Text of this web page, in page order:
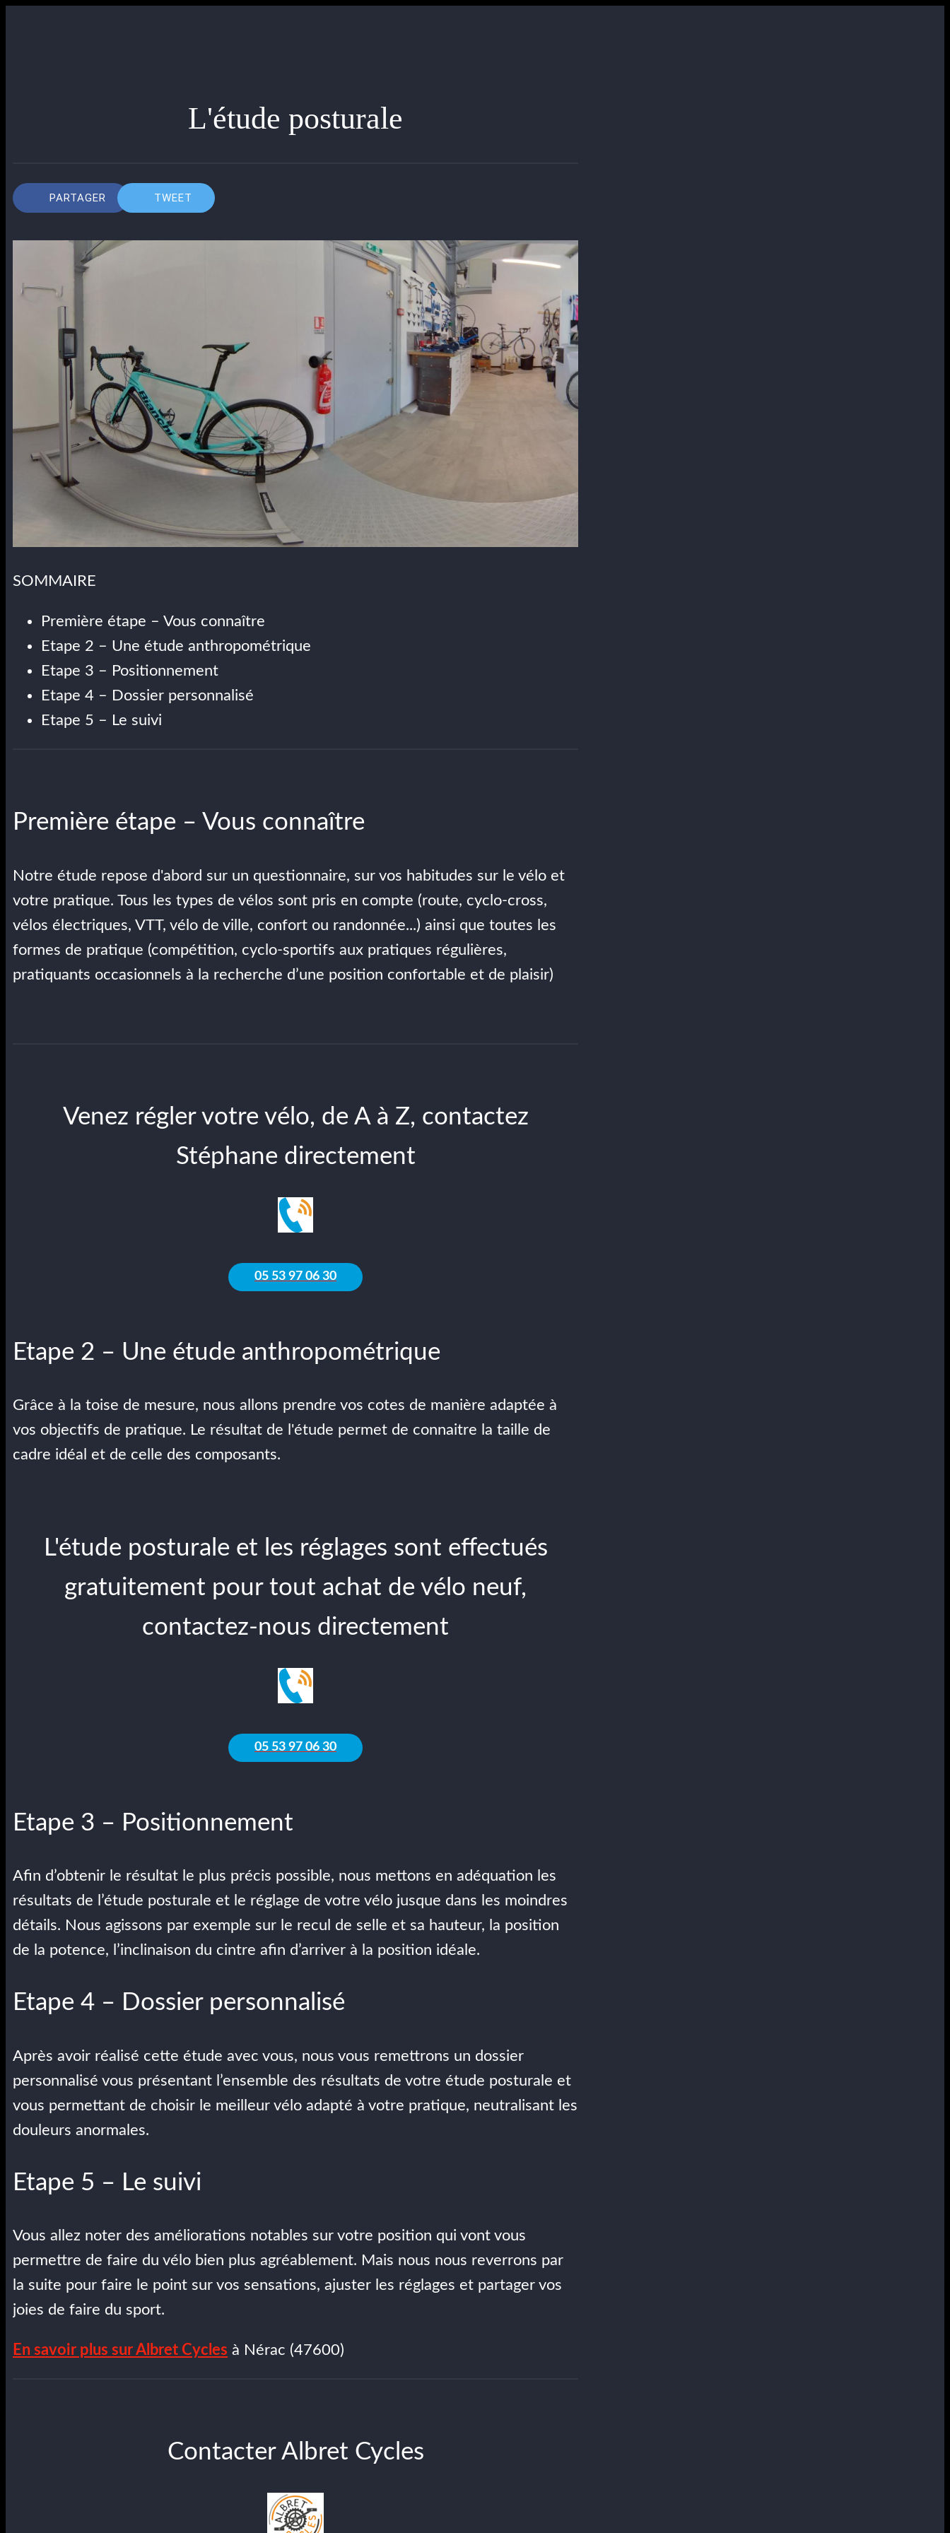
L'étude posturale
PARTAGER TWEET
SOMMAIRE
Première étape – Vous connaître
Etape 2 – Une étude anthropométrique
Etape 3 – Positionnement
Etape 4 – Dossier personnalisé
Etape 5 – Le suivi
Première étape – Vous connaître
Notre étude repose d'abord sur un questionnaire, sur vos habitudes sur le vélo et
votre pratique. Tous les types de vélos sont pris en compte (route, cyclo-cross,
vélos électriques, VTT, vélo de ville, confort ou randonnée...) ainsi que toutes les
formes de pratique (compétition, cyclo-sportifs aux pratiques régulières,
pratiquants occasionnels à la recherche d’une position confortable et de plaisir)
Venez régler votre vélo, de A à Z, contactez
Stéphane directement
05 53 97 06 30
Etape 2 – Une étude anthropométrique
Grâce à la toise de mesure, nous allons prendre vos cotes de manière adaptée à
vos objectifs de pratique. Le résultat de l'étude permet de connaitre la taille de
cadre idéal et de celle des composants.
L'étude posturale et les réglages sont effectués
gratuitement pour tout achat de vélo neuf,
contactez-nous directement
05 53 97 06 30
Etape 3 – Positionnement
Afin d’obtenir le résultat le plus précis possible, nous mettons en adéquation les
résultats de l’étude posturale et le réglage de votre vélo jusque dans les moindres
détails. Nous agissons par exemple sur le recul de selle et sa hauteur, la position
de la potence, l’inclinaison du cintre afin d’arriver à la position idéale.
Etape 4 – Dossier personnalisé
Après avoir réalisé cette étude avec vous, nous vous remettrons un dossier
personnalisé vous présentant l’ensemble des résultats de votre étude posturale et
vous permettant de choisir le meilleur vélo adapté à votre pratique, neutralisant les
douleurs anormales.
Etape 5 – Le suivi
Vous allez noter des améliorations notables sur votre position qui vont vous
permettre de faire du vélo bien plus agréablement. Mais nous nous reverrons par
la suite pour faire le point sur vos sensations, ajuster les réglages et partager vos
joies de faire du sport.
En savoir plus sur Albret Cycles à Nérac (47600)
Contacter Albret Cycles